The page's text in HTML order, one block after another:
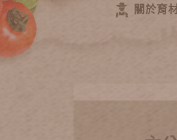
關於育